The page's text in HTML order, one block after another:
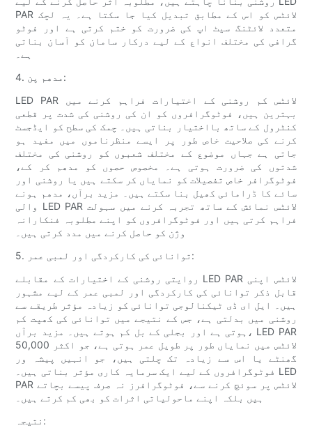
PAR لائٹس کو اس کے مطابق تبدیل کیا جا سکتا ہے۔ یہ لچک
متعدد لائٹنگ سیٹ اپ کی ضرورت کو ختم کرتی ہے اور فوٹو
گرافی کی مختلف انواع کے لیے درکار سامان کو آسان بناتی
ہے۔
4. مدھم پن:
LED PAR لائٹس کم روشنی کے اختیارات فراہم کرنے میں
بہترین ہیں، فوٹوگرافروں کو ان کی روشنی کی شدت پر قطعی
کنٹرول کے ساتھ بااختیار بناتی ہیں۔ چمک کی سطح کو ایڈجسٹ
کرنے کی صلاحیت خاص طور پر ایسے منظرناموں میں مفید ہو
جاتی ہے جہاں موضوع کے مختلف شعبوں کو روشنی کی مختلف
شدتوں کی ضرورت ہوتی ہے۔ مخصوص حصوں کو مدھم کر کے،
فوٹوگرافر خاص تفصیلات کو نمایاں کر سکتے ہیں یا روشنی اور
سائے کا ڈرامائی کھیل بنا سکتے ہیں۔ مزید برآں، مدھم ہونے
والی LED PAR لائٹس نمائش کے ساتھ تجربہ کرنے میں سہولت
فراہم کرتی ہیں اور فوٹوگرافروں کو اپنے مطلوبہ فنکارانہ
وژن کو حاصل کرنے میں مدد کرتی ہیں۔
5. توانائی کی کارکردگی اور لمبی عمر:
روایتی روشنی کے اختیارات کے مقابلے LED PAR لائٹس اپنی
قابل ذکر توانائی کی کارکردگی اور لمبی عمر کے لیے مشہور
ہیں۔ ایل ای ڈی ٹیکنالوجی توانائی کو زیادہ مؤثر طریقے سے
روشنی میں بدلتی ہے، جس کے نتیجے میں توانائی کی کھپت کم
ہوتی ہے اور بجلی کے بل کم ہوتے ہیں۔ مزید برآں، LED PAR
لائٹس میں نمایاں طور پر طویل عمر ہوتی ہے، جو اکثر 50,000
گھنٹے یا اس سے زیادہ تک چلتی ہیں، جو انہیں پیشہ ور
فوٹوگرافروں کے لیے ایک سرمایہ کاری مؤثر بناتی ہیں۔ LED
PAR لائٹس پر سوئچ کرنے سے، فوٹوگرافرز نہ صرف پیسے بچاتے
ہیں بلکہ اپنے ماحولیاتی اثرات کو بھی کم کرتے ہیں۔
نتیجہ: